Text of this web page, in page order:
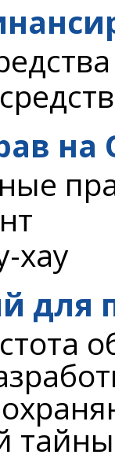
на
хау
для